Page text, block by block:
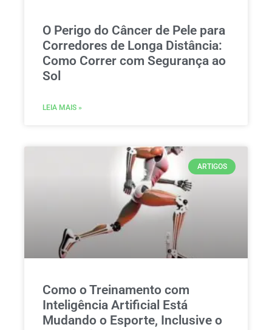
O Perigo do Câncer de Pele para
Corredores de Longa Distância:
Como Correr com Segurança ao
Sol
LEIA MAIS »
ARTIGOS
Como o Treinamento com
Inteligência Artificial Está
Mudando o Esporte, Inclusive o